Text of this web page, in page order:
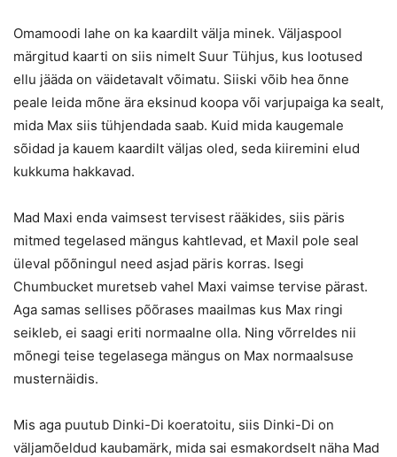
Omamoodi lahe on ka kaardilt välja minek. Väljaspool
märgitud kaarti on siis nimelt Suur Tühjus, kus lootused
ellu jääda on väidetavalt võimatu. Siiski võib hea õnne
peale leida mõne ära eksinud koopa või varjupaiga ka sealt,
mida Max siis tühjendada saab. Kuid mida kaugemale
sõidad ja kauem kaardilt väljas oled, seda kiiremini elud
kukkuma hakkavad.
Mad Maxi enda vaimsest tervisest rääkides, siis päris
mitmed tegelased mängus kahtlevad, et Maxil pole seal
üleval põõningul need asjad päris korras. Isegi
Chumbucket muretseb vahel Maxi vaimse tervise pärast.
Aga samas sellises põõrases maailmas kus Max ringi
seikleb, ei saagi eriti normaalne olla. Ning võrreldes nii
mõnegi teise tegelasega mängus on Max normaalsuse
musternäidis.
Mis aga puutub Dinki-Di koeratoitu, siis Dinki-Di on
väljamõeldud kaubamärk, mida sai esmakordselt näha Mad